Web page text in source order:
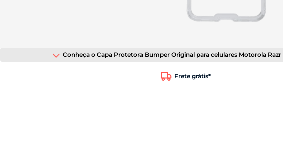
Conheça o Capa Protetora Bumper Original para celulares Motorola Razr
Frete grátis*